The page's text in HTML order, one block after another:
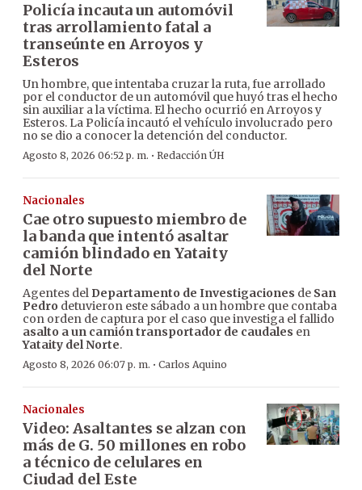
Policía incauta un automóvil
tras arrollamiento fatal a
transeúnte en Arroyos y
Esteros
Un hombre, que intentaba cruzar la ruta, fue arrollado
por el conductor de un automóvil que huyó tras el hecho
sin auxiliar a la víctima. El hecho ocurrió en Arroyos y
Esteros. La Policía incautó el vehículo involucrado pero
no se dio a conocer la detención del conductor.
Agosto 8, 2026 06:52 p. m. · Redacción ÚH
Nacionales
Cae otro supuesto miembro de
la banda que intentó asaltar
camión blindado en Yataity
del Norte
Agentes del Departamento de Investigaciones de San
Pedro detuvieron este sábado a un hombre que contaba
con orden de captura por el caso que investiga el fallido
asalto a un camión transportador de caudales en
Yataity del Norte.
Agosto 8, 2026 06:07 p. m. · Carlos Aquino
Nacionales
Video: Asaltantes se alzan con
más de G. 50 millones en robo
a técnico de celulares en
Ciudad del Este